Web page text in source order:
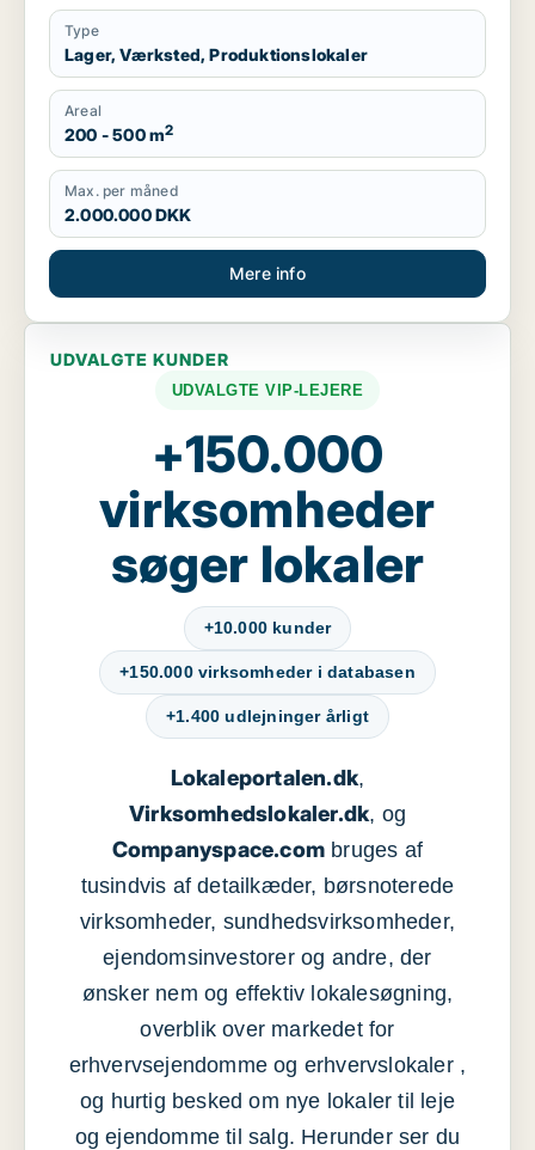
Type
Lager, Værksted, Produktionslokaler
Areal
200 - 500 m2
Max. per måned
2.000.000 DKK
Mere info
UDVALGTE KUNDER
UDVALGTE VIP-LEJERE
+150.000
virksomheder
søger lokaler
+10.000 kunder
+150.000 virksomheder i databasen
+1.400 udlejninger årligt
Lokaleportalen.dk,
Virksomhedslokaler.dk, og
Companyspace.com bruges af
tusindvis af detailkæder, børsnoterede
virksomheder, sundhedsvirksomheder,
ejendomsinvestorer og andre, der
ønsker nem og effektiv lokalesøgning,
overblik over markedet for
erhvervsejendomme og erhvervslokaler ,
og hurtig besked om nye lokaler til leje
og ejendomme til salg. Herunder ser du